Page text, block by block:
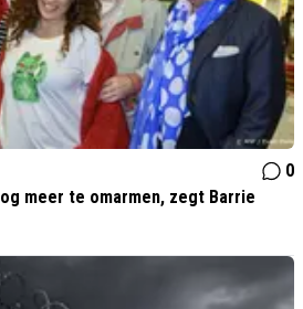
0
meer te omarmen, zegt Barrie